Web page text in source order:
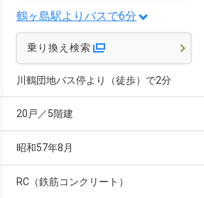
鶴ヶ島駅よりバスで6分
乗り換え検索
川鶴団地バス停より（徒歩）で2分
20戸／5階建
昭和57年8月
RC（鉄筋コンクリート）